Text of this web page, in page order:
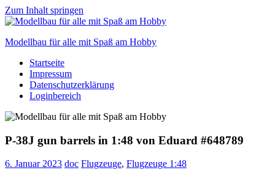
Zum Inhalt springen
Modellbau für alle mit Spaß am Hobby
Scale
modelling
to
Startseite
Impressum
Datenschutzerklärung
Loginbereich
P-38J gun barrels in 1:48 von Eduard #648789
6. Januar 2023 doc Flugzeuge, Flugzeuge 1:48